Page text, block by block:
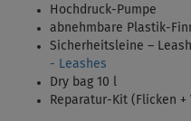
Hochdruck-Pumpe
abnehmbare Plastik-
Sicherheitsleine –
- Leashes
Dry bag 10 l
Reparatur-Kit (Flicken